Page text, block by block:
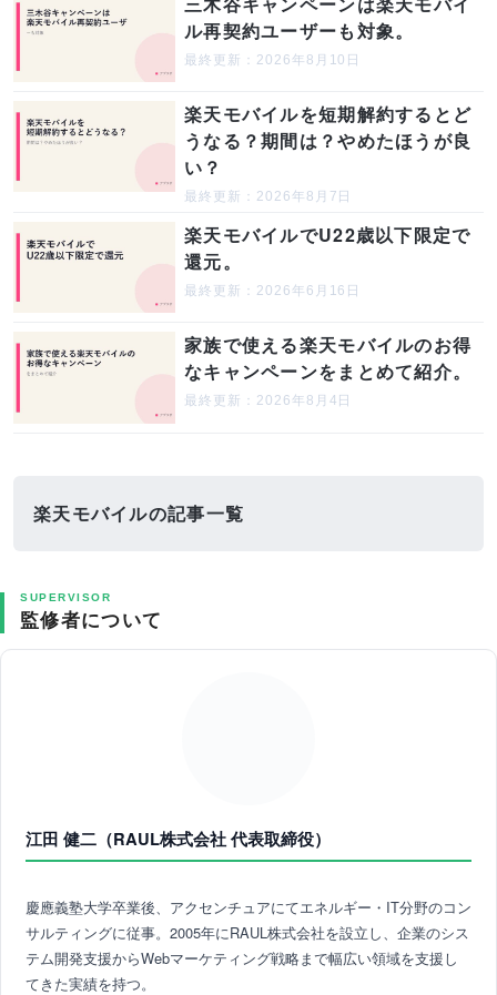
ル再契約ユーザーも対象。
最終更新：2026年8月10日
楽天モバイルを短期解約するとど
うなる？期間は？やめたほうが良
い？
最終更新：2026年8月7日
楽天モバイルでU22歳以下限定で
還元。
最終更新：2026年6月16日
家族で使える楽天モバイルのお得
なキャンペーンをまとめて紹介。
最終更新：2026年8月4日
楽天モバイルの記事一覧
SUPERVISOR
監修者について
江田 健二（RAUL株式会社 代表取締役）
慶應義塾大学卒業後、アクセンチュアにてエネルギー・IT分野のコン
サルティングに従事。2005年にRAUL株式会社を設立し、企業のシス
テム開発支援からWebマーケティング戦略まで幅広い領域を支援し
てきた実績を持つ。